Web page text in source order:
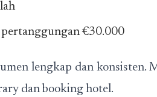
€30.000
lengkap dan konsisten.
dan booking hotel.